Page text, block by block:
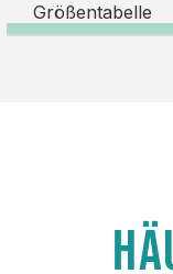
Größentabelle